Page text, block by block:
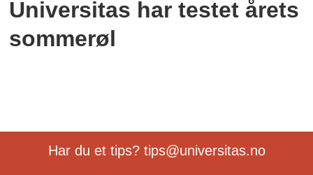
Universitas har testet årets
sommerøl
Har du et tips? tips@universitas.no